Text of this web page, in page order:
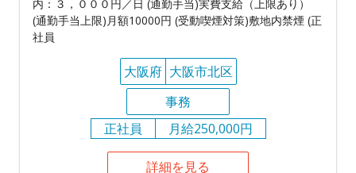
内：３，０００円／日 (通勤手当)実費支給（上限あり）
(通勤手当上限)月額10000円 (受動喫煙対策)敷地内禁煙 (正
社員
大阪府 大阪市北区
事務
正社員
月給250,000円
詳細を見る